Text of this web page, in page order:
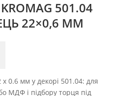
501.04
22×0,6 ММ
0.6 мм у декорі 501.04: для
МДФ і підбору торця під